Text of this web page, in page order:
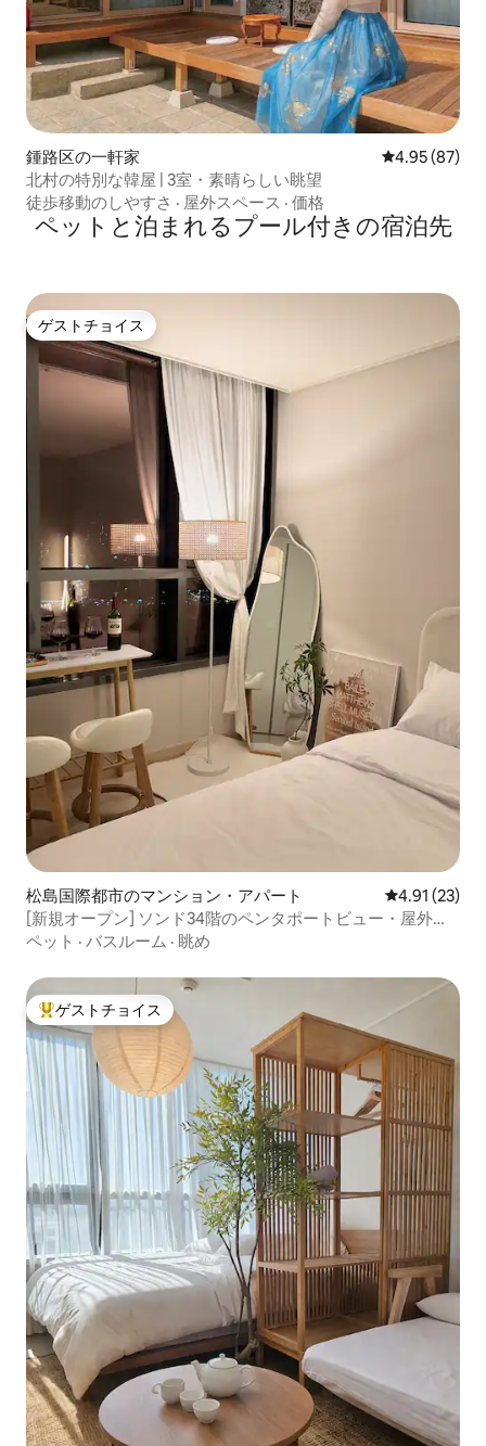
鍾路区の一軒家 レビュー87
4.95 (87)
北村の特別な韓屋 | 3室・素晴らしい眺望
徒歩移動のしやすさ · 屋外スペース · 価格
ペットと泊まれるプール付きの宿泊先
ゲストチョイス
ゲストチョイス
松島国際都市のマンション・アパート レビュー23
4.91 (23)
[新規オープン] ソンド34階のペンタポートビュー・屋外プ
ール・アーリーチェックイン／レイトチェックアウト無
ペット · バスルーム · 眺め
大好評のゲストチョイスです。
ゲストチョイス